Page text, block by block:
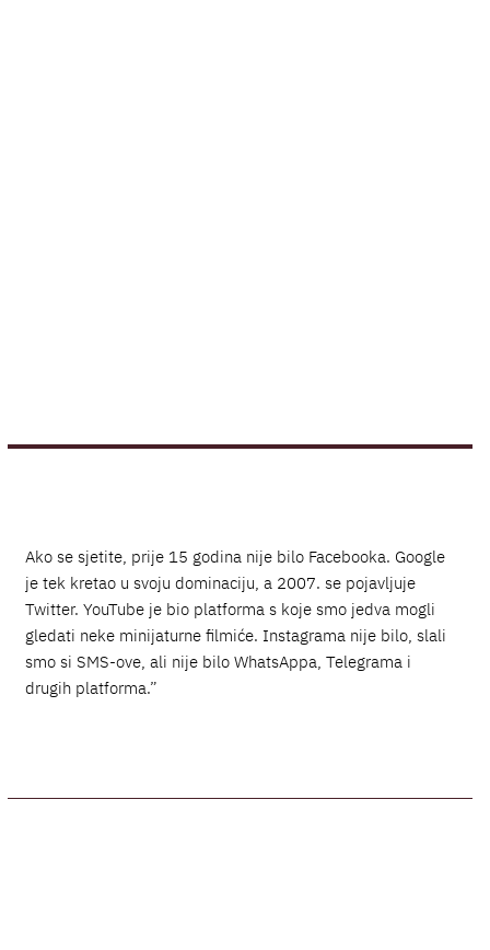
Ako se sjetite, prije 15 godina nije bilo Facebooka. Google
je tek kretao u svoju dominaciju, a 2007. se pojavljuje
Twitter. YouTube je bio platforma s koje smo jedva mogli
gledati neke minijaturne filmiće. Instagrama nije bilo, slali
smo si SMS-ove, ali nije bilo WhatsAppa, Telegrama i
drugih platforma.”